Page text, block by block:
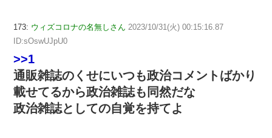
173: ウィズコロナの名無しさん 2023/10/31(火) 00:15:16.87
ID:sOswUJpU0
>>1
通販雑誌のくせにいつも政治コメントばかり
載せてるから政治雑誌も同然だな
政治雑誌としての自覚を持てよ